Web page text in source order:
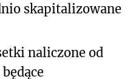
skapitalizowane
naliczone od